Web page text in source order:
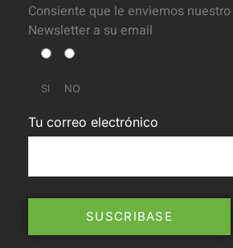
Consiente que le enviemos nuestro
Newsletter a su email
SI NO
Tu correo electrónico